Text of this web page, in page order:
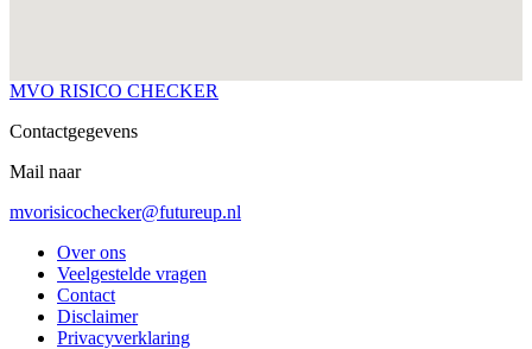
MVO RISICO CHECKER
Contactgegevens
Mail naar
mvorisicochecker@futureup.nl
Over ons
Veelgestelde vragen
Contact
Disclaimer
Privacyverklaring